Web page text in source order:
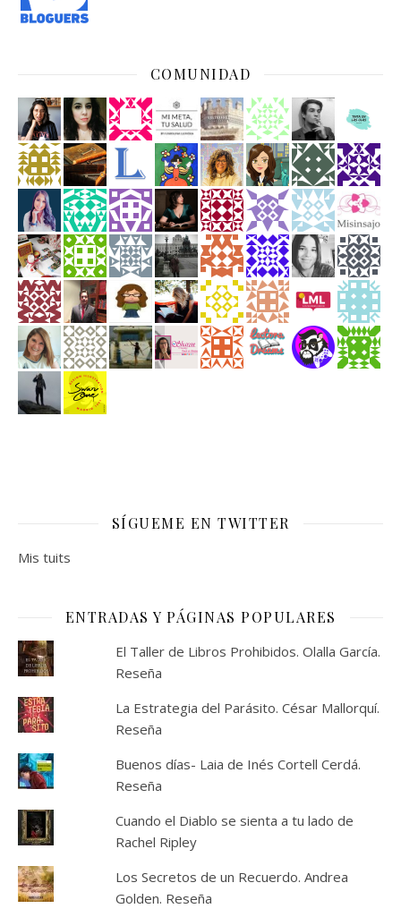
COMUNIDAD
SÍGUEME EN TWITTER
Mis tuits
ENTRADAS Y PÁGINAS POPULARES
El Taller de Libros Prohibidos. Olalla García.
Reseña
La Estrategia del Parásito. César Mallorquí.
Reseña
Buenos días- Laia de Inés Cortell Cerdá.
Reseña
Cuando el Diablo se sienta a tu lado de
Rachel Ripley
Los Secretos de un Recuerdo. Andrea
Golden. Reseña